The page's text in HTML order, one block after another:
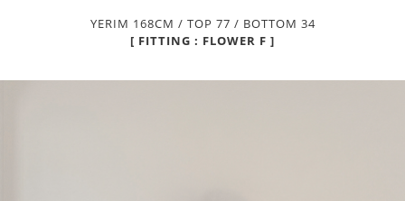
YERIM 168CM / TOP 77 / BOTTOM 34
[ FITTING : FLOWER F ]